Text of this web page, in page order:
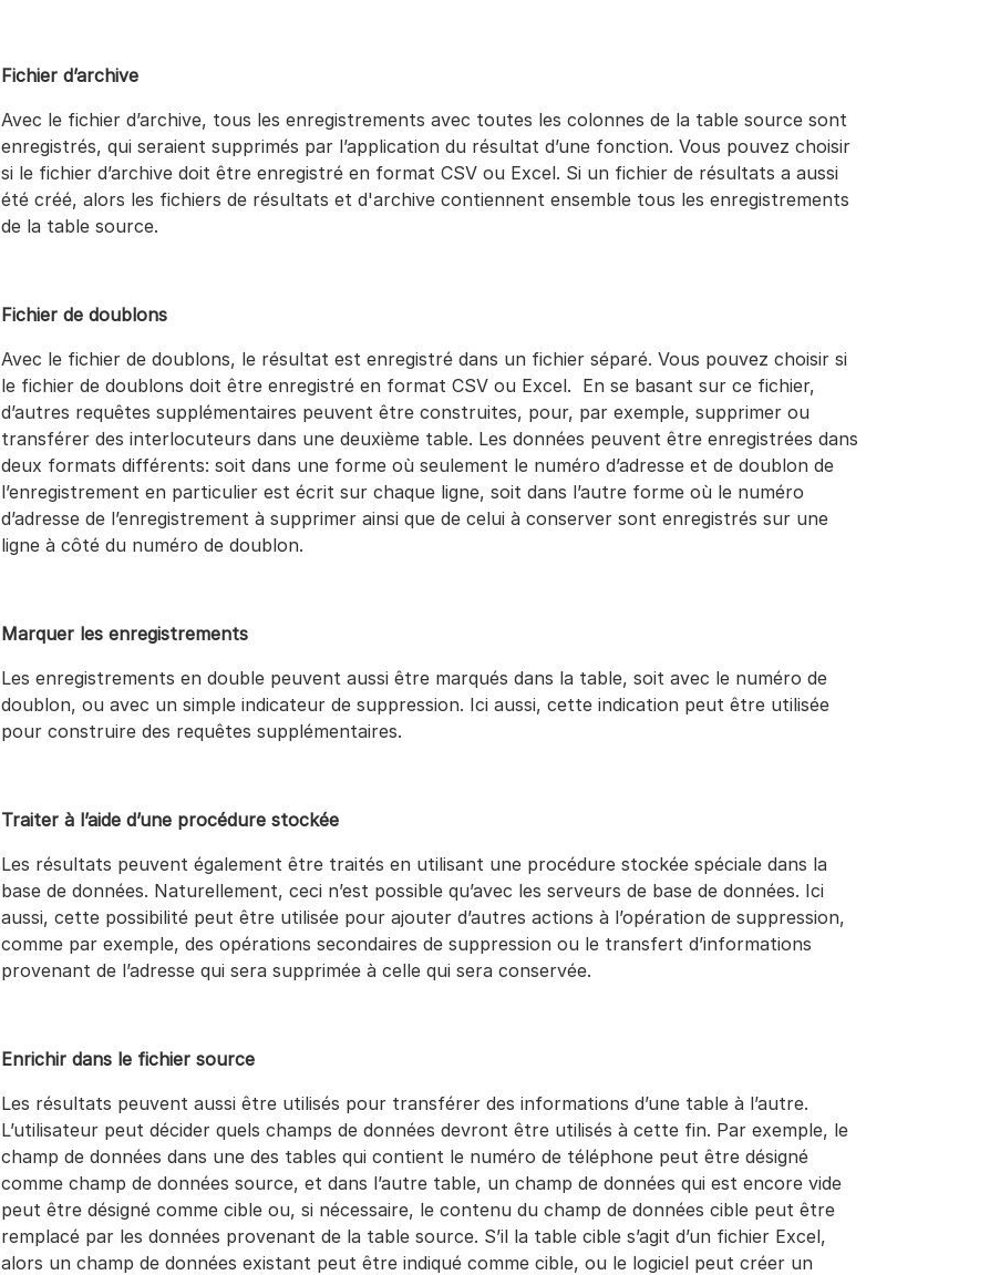
Fichier d’archive
Avec le fichier d’archive, tous les enregistrements avec toutes les colonnes de la table source sont
enregistrés, qui seraient supprimés par l’application du résultat d’une fonction. Vous pouvez choisir
si le fichier d’archive doit être enregistré en format CSV ou Excel. Si un fichier de résultats a aussi
été créé, alors les fichiers de résultats et d'archive contiennent ensemble tous les enregistrements
de la table source.
Fichier de doublons
Avec le fichier de doublons, le résultat est enregistré dans un fichier séparé. Vous pouvez choisir si
le fichier de doublons doit être enregistré en format CSV ou Excel. En se basant sur ce fichier,
d’autres requêtes supplémentaires peuvent être construites, pour, par exemple, supprimer ou
transférer des interlocuteurs dans une deuxième table. Les données peuvent être enregistrées dans
deux formats différents: soit dans une forme où seulement le numéro d’adresse et de doublon de
l’enregistrement en particulier est écrit sur chaque ligne, soit dans l’autre forme où le numéro
d’adresse de l’enregistrement à supprimer ainsi que de celui à conserver sont enregistrés sur une
ligne à côté du numéro de doublon.
Marquer les enregistrements
Les enregistrements en double peuvent aussi être marqués dans la table, soit avec le numéro de
doublon, ou avec un simple indicateur de suppression. Ici aussi, cette indication peut être utilisée
pour construire des requêtes supplémentaires.
Traiter à l’aide d’une procédure stockée
Les résultats peuvent également être traités en utilisant une procédure stockée spéciale dans la
base de données. Naturellement, ceci n’est possible qu’avec les serveurs de base de données. Ici
aussi, cette possibilité peut être utilisée pour ajouter d’autres actions à l’opération de suppression,
comme par exemple, des opérations secondaires de suppression ou le transfert d’informations
provenant de l’adresse qui sera supprimée à celle qui sera conservée.
Enrichir dans le fichier source
Les résultats peuvent aussi être utilisés pour transférer des informations d’une table à l’autre.
L’utilisateur peut décider quels champs de données devront être utilisés à cette fin. Par exemple, le
champ de données dans une des tables qui contient le numéro de téléphone peut être désigné
comme champ de données source, et dans l’autre table, un champ de données qui est encore vide
peut être désigné comme cible ou, si nécessaire, le contenu du champ de données cible peut être
remplacé par les données provenant de la table source. S’il la table cible s’agit d’un fichier Excel,
alors un champ de données existant peut être indiqué comme cible, ou le logiciel peut créer un